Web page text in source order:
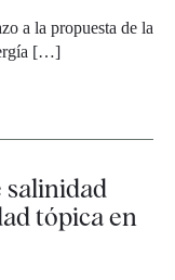
a la propuesta de la
[…]
salinidad
tópica en